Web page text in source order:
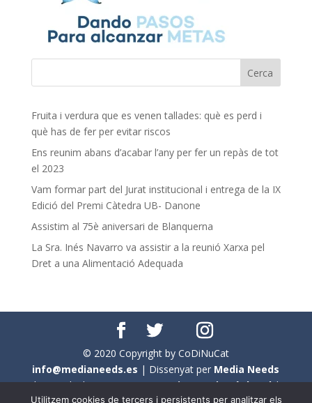
Fruita i verdura que es venen tallades: què es perd i
què has de fer per evitar riscos
Ens reunim abans d’acabar l’any per fer un repàs de tot
el 2023
Vam formar part del Jurat institucional i entrega de la IX
Edició del Premi Càtedra UB- Danone
Assistim al 75è aniversari de Blanquerna
La Sra. Inés Navarro va assistir a la reunió Xarxa pel
Dret a una Alimentació Adequada
© 2020 Copyright by CoDiNuCat
info@medianeeds.es | Dissenyat per Media Needs
| Tots els drets reservats aCoDiNuCat |Avís legal|
Utilitzem cookies de tercers i persistents per analitzar els